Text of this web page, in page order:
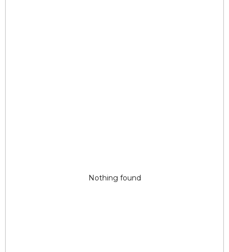
Nothing found